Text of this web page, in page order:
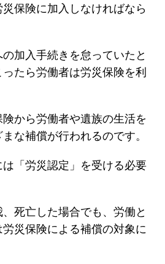
保険に加入しなければなら
加入手続きを怠っていたと
たら労働者は労災保険を利
から労働者や遺族の生活を
な補償が行われるのです。
「労災認定」を受ける必要
死亡した場合でも、労働と
災保険による補償の対象に